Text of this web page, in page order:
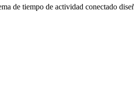
de tiempo de actividad conectado